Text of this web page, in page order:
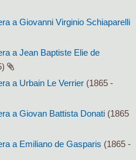
a Giovanni Virginio Schiaparelli
a Jean Baptiste Elie de
a Urbain Le Verrier (1865 -
a Giovan Battista Donati (1865
a Emiliano de Gasparis (1865 -